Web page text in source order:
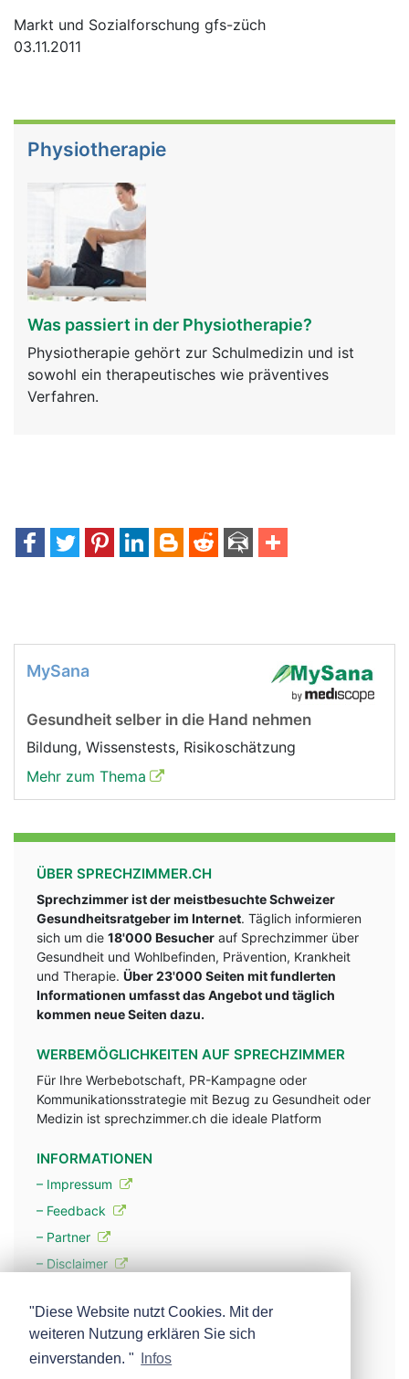
Markt und Sozialforschung gfs-züch
03.11.2011
Physiotherapie
Was passiert in der Physiotherapie?
Physiotherapie gehört zur Schulmedizin und ist
sowohl ein therapeutisches wie präventives
Verfahren.
MySana
Gesundheit selber in die Hand nehmen
Bildung, Wissenstests, Risikoschätzung
Mehr zum Thema
ÜBER SPRECHZIMMER.CH
Sprechzimmer ist der meistbesuchte Schweizer
Gesundheitsratgeber im Internet. Täglich informieren
sich um die 18'000 Besucher auf Sprechzimmer über
Gesundheit und Wohlbefinden, Prävention, Krankheit
und Therapie. Über 23'000 Seiten mit fundlerten
Informationen umfasst das Angebot und täglich
kommen neue Seiten dazu.
WERBEMÖGLICHKEITEN AUF SPRECHZIMMER
Für Ihre Werbebotschaft, PR-Kampagne oder
Kommunikationsstrategie mit Bezug zu Gesundheit oder
Medizin ist sprechzimmer.ch die ideale Platform
INFORMATIONEN
– Impressum
– Feedback
– Partner
– Disclaimer
– Werbung
– Mehr über unsere Experten
"Diese Website nutzt Cookies. Mit der
weiteren Nutzung erklären Sie sich
einverstanden. "
Infos